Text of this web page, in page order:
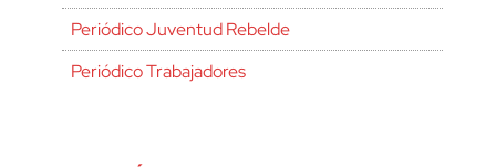
Periódico Juventud Rebelde
Periódico Trabajadores